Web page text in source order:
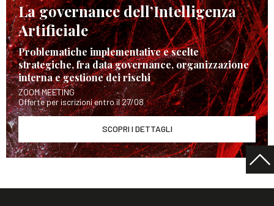
La governance dell’Intelligenza
Artificiale
Problematiche implementative e scelte
strategiche, fra data governance, organizzazione
interna e gestione dei rischi
ZOOM MEETING
Offerte per iscrizioni entro il 27/08
SCOPRI I DETTAGLI